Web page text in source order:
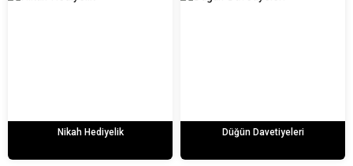
Nikah Hediyelik Düğün Davetiyeleri